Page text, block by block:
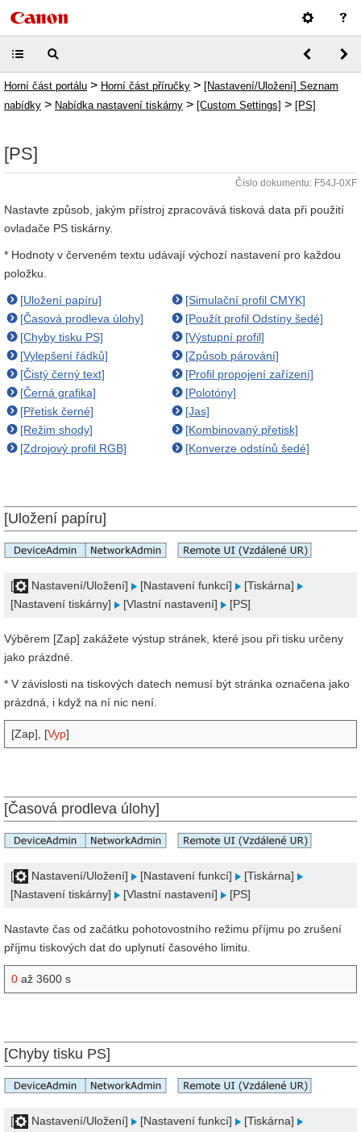
Horní část portálu > Horní část příručky > [Nastavení/Uložení] Seznam
nabídky > Nabídka nastavení tiskárny > [Custom Settings] > [PS]
[PS]
Číslo dokumentu: F54J-0XF
Nastavte způsob, jakým přístroj zpracovává tisková data při použití
ovladače PS tiskárny.
* Hodnoty v červeném textu udávají výchozí nastavení pro každou
položku.
[Uložení papíru]
[Časová prodleva úlohy]
[Chyby tisku PS]
[Vylepšení řádků]
[Čistý černý text]
[Černá grafika]
[Přetisk černé]
[Režim shody]
[Zdrojový profil RGB]
[Simulační profil CMYK]
[Použít profil Odstíny šedé]
[Výstupní profil]
[Způsob párování]
[Profil propojení zařízení]
[Polotóny]
[Jas]
[Kombinovaný přetisk]
[Konverze odstínů šedé]
[Uložení papíru]
[ Nastavení/Uložení] [Nastavení funkcí]
[Tiskárna]
[Nastavení tiskárny]
[Vlastní nastavení] [PS]
Výběrem [Zap] zakážete výstup stránek, které jsou při tisku určeny
jako prázdné.
* V závislosti na tiskových datech nemusí být stránka označena jako
prázdná, i když na ní nic není.
[Zap], [Vyp]
[Časová prodleva úlohy]
[ Nastavení/Uložení] [Nastavení funkcí]
[Tiskárna]
[Nastavení tiskárny]
[Vlastní nastavení] [PS]
Nastavte čas od začátku pohotovostního režimu příjmu po zrušení
příjmu tiskových dat do uplynutí časového limitu.
0 až 3600 s
[Chyby tisku PS]
[ Nastavení/Uložení] [Nastavení funkcí]
[Tiskárna]